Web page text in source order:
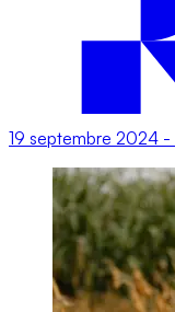
19 septembre 2024 -